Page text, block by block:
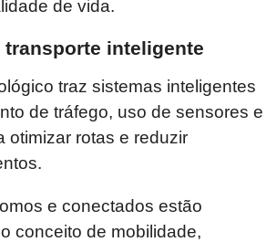
de vida.
transporte inteligente
traz sistemas inteligentes
de tráfego, uso de sensores e
otimizar rotas e reduzir
e conectados estão
conceito de mobilidade,